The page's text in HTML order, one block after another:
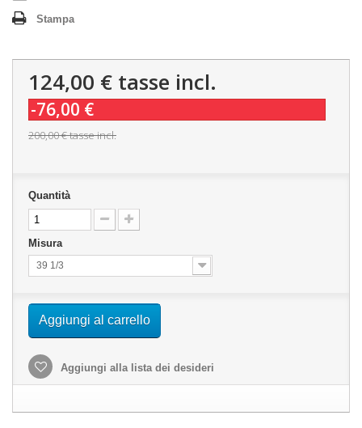
Stampa
124,00 € tasse incl.
-76,00 €
200,00 €tasse incl.
Quantità
Misura
39 1/3
Aggiungi al carrello
Aggiungi alla lista dei desideri